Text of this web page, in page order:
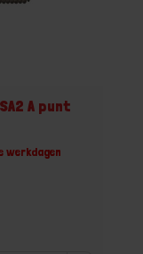
A punt
werkdagen